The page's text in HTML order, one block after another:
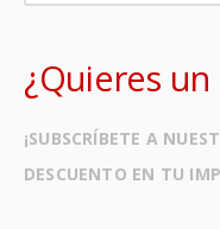
¿Quieres
¡SUBSCRÍBETE A
DESCUENTO EN TU